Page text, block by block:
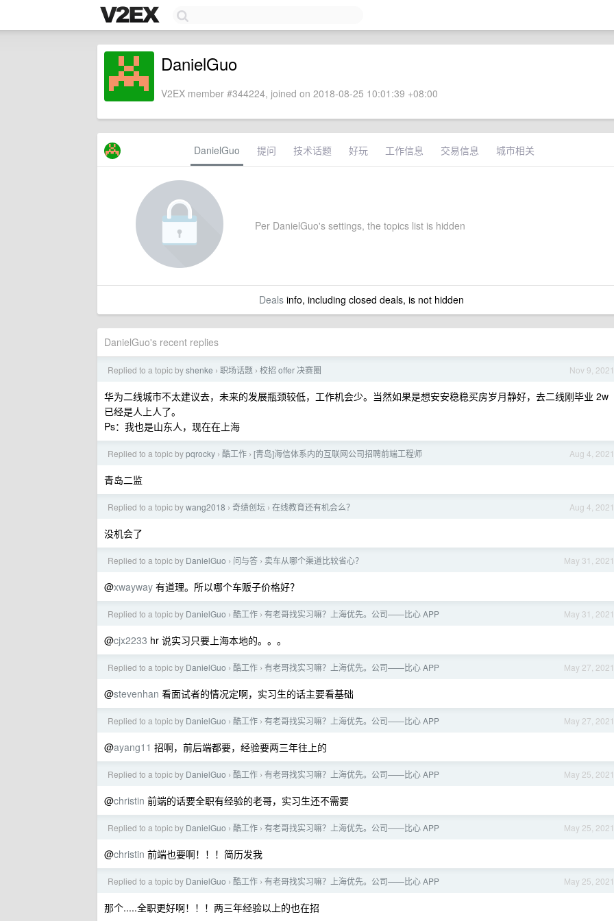
DanielGuo
V2EX member #344224, joined on 2018-08-25 10:01:39 +08:00
DanielGuo 提问 技术话题 好玩 工作信息 交易信息 城市相关
Per DanielGuo's settings, the topics list is hidden
Dealsinfo, including closed deals, is not hidden
DanielGuo's recent replies
Nov 9, 2021
Replied to a topic byshenke › 职场话题 › 校招 offer 决赛圈
华为二线城市不太建议去，未来的发展瓶颈较低，工作机会少。当然如果是想安安稳稳买房岁月静好，去二线刚毕业 2w
已经是人上人了。
Ps：我也是山东人，现在在上海
Aug 4, 2021
Replied to a topic bypqrocky › 酷工作 › [青岛]海信体系内的互联网公司招聘前端工程师
青岛二监
Aug 4, 2021
Replied to a topic bywang2018 › 奇绩创坛 › 在线教育还有机会么？
没机会了
May 31, 2021
Replied to a topic by DanielGuo › 问与答 › 卖车从哪个渠道比较省心？
@xwayway 有道理。所以哪个车贩子价格好？
May 31, 2021
Replied to a topic by DanielGuo › 酷工作 › 有老哥找实习嘛？上海优先。公司——比心 APP
@cjx2233 hr 说实习只要上海本地的。。。
May 27, 2021
Replied to a topic by DanielGuo › 酷工作 › 有老哥找实习嘛？上海优先。公司——比心 APP
@stevenhan 看面试者的情况定啊，实习生的话主要看基础
May 27, 2021
Replied to a topic by DanielGuo › 酷工作 › 有老哥找实习嘛？上海优先。公司——比心 APP
@ayang11 招啊，前后端都要，经验要两三年往上的
May 25, 2021
Replied to a topic by DanielGuo › 酷工作 › 有老哥找实习嘛？上海优先。公司——比心 APP
@christin 前端的话要全职有经验的老哥，实习生还不需要
May 25, 2021
Replied to a topic by DanielGuo › 酷工作 › 有老哥找实习嘛？上海优先。公司——比心 APP
@christin 前端也要啊！！！简历发我
May 25, 2021
Replied to a topic by DanielGuo › 酷工作 › 有老哥找实习嘛？上海优先。公司——比心 APP
那个.....全职更好啊！！！两三年经验以上的也在招